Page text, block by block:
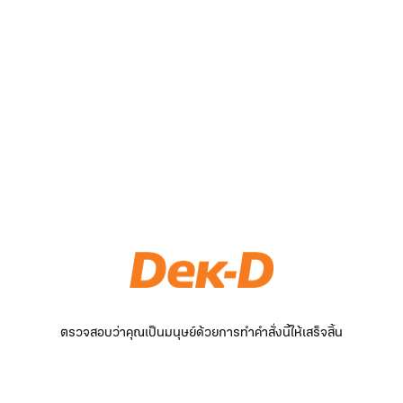
ตรวจสอบว่าคุณเป็นมนุษย์ด้วยการทำคำสั่งนี้ให้เสร็จสิ้น